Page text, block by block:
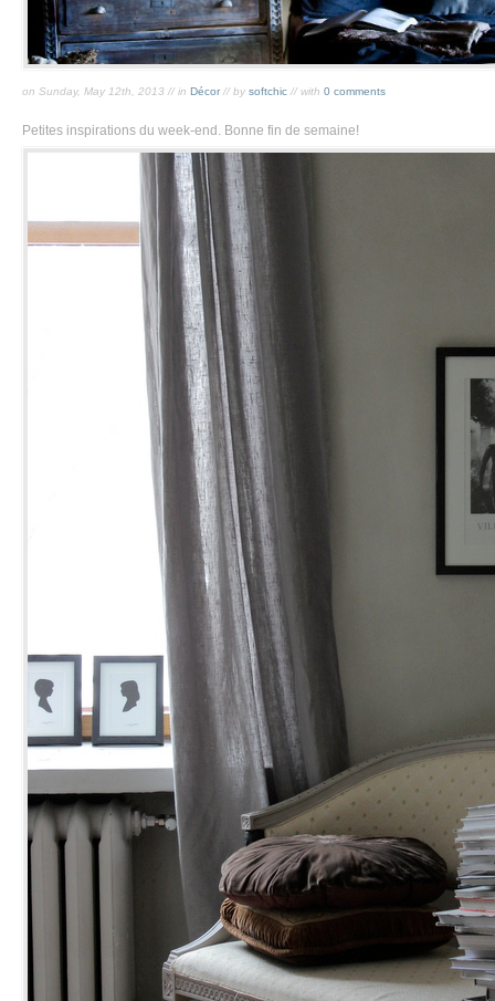
on Sunday, May 12th, 2013 // in Décor // by softchic // with 0 comments
Petites inspirations du week-end. Bonne fin de semaine!